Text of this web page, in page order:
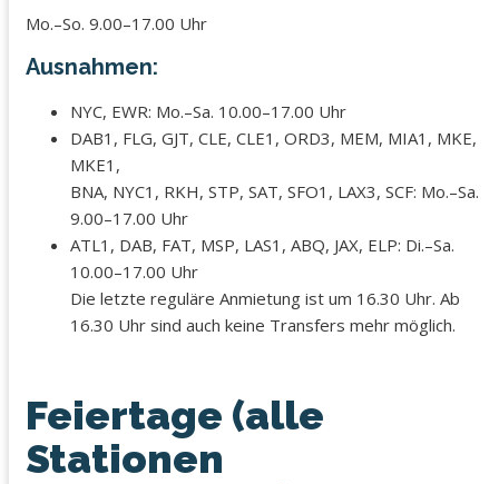
Mo.–So. 9.00–17.00 Uhr
Ausnahmen:
NYC, EWR: Mo.–Sa. 10.00–17.00 Uhr
DAB1, FLG, GJT, CLE, CLE1, ORD3, MEM, MIA1, MKE,
MKE1,
BNA, NYC1, RKH, STP, SAT, SFO1, LAX3, SCF: Mo.–Sa.
9.00–17.00 Uhr
ATL1, DAB, FAT, MSP, LAS1, ABQ, JAX, ELP: Di.–Sa.
10.00–17.00 Uhr
Die letzte reguläre Anmietung ist um 16.30 Uhr. Ab
16.30 Uhr sind auch keine Transfers mehr möglich.
Feiertage (alle
Stationen